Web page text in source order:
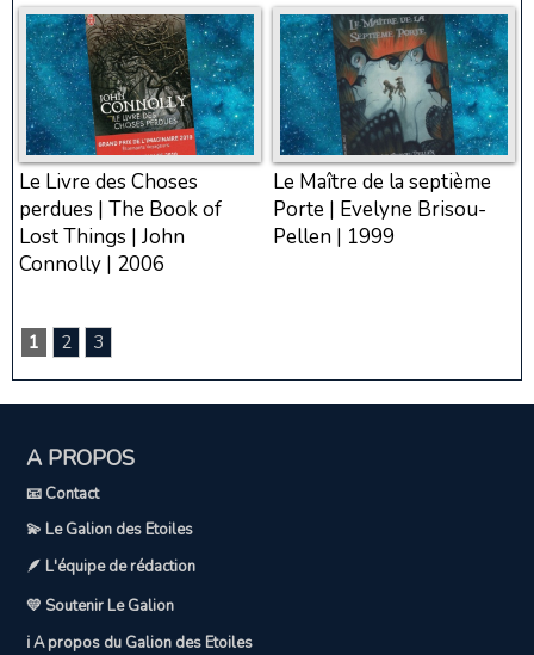
Le Livre des Choses
perdues | The Book of
Lost Things | John
Connolly | 2006
Le Maître de la septième
Porte | Evelyne Brisou-
Pellen | 1999
1 2 3
A PROPOS
📧 Contact
💫 Le Galion des Etoiles
🪶 L'équipe de rédaction
💛 Soutenir Le Galion
ℹ️ A propos du Galion des Etoiles